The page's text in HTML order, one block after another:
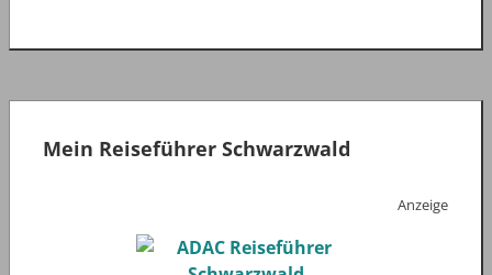
Mein Reiseführer Schwarzwald
Anzeige